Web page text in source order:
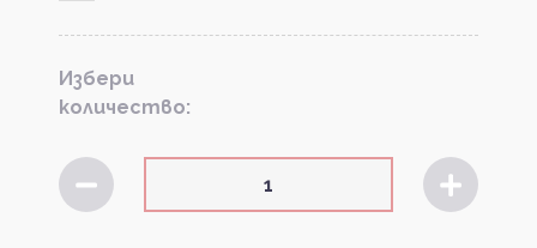
Избери
количество: